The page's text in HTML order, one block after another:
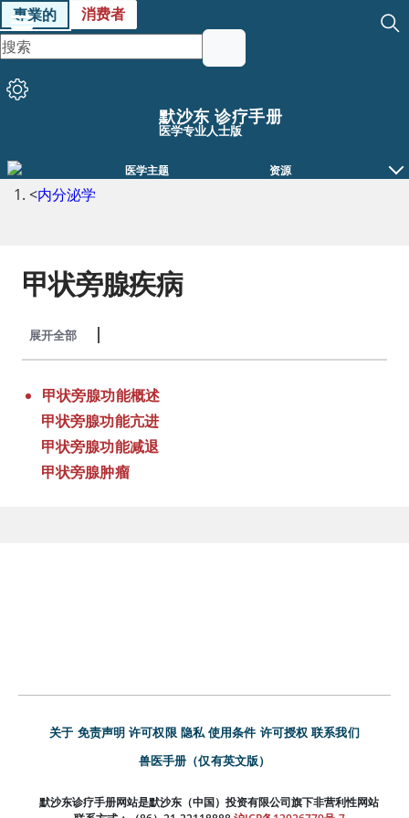
專業的 消费者
默沙东 诊疗手册
医学专业人士版
医学主题 资源
<内分泌学
甲状旁腺疾病
展开全部
甲状旁腺功能概述
甲状旁腺功能亢进
甲状旁腺功能减退
甲状旁腺肿瘤
关于 免责声明 许可权限 隐私 使用条件 许可授权 联系我们
兽医手册（仅有英文版）
默沙东诊疗手册网站是默沙东（中国）投资有限公司旗下非营利性网站